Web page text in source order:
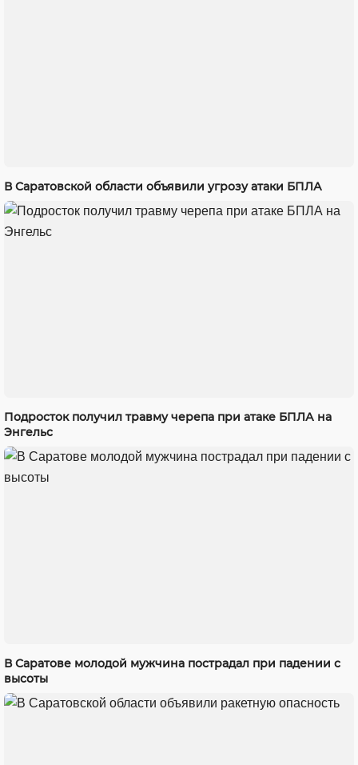
В Саратовской области объявили угрозу атаки БПЛА
Подросток получил травму черепа при атаке БПЛА на
Энгельс
В Саратове молодой мужчина пострадал при падении с
высоты